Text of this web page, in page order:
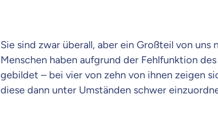
Sie sind zwar überall, aber ein Großteil von uns
Menschen haben aufgrund der Fehlfunktion
gebildet – bei vier von zehn von ihnen zeigen
diese dann unter Umständen schwer
Beamten